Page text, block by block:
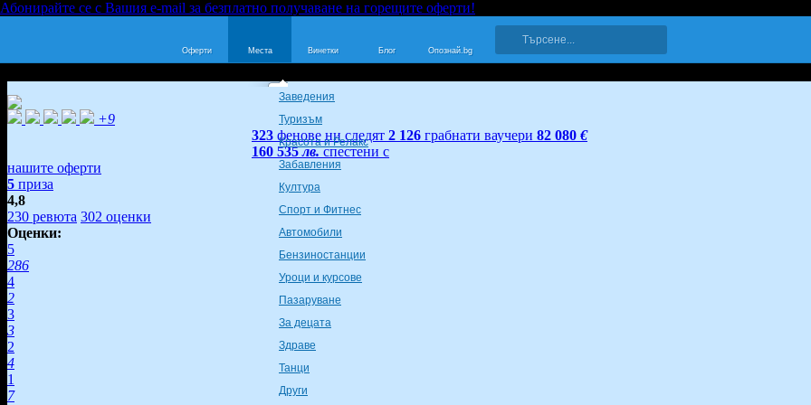
Абонирайте се с Вашия e-mail за безплатно получаване на горещите оферти!
Оферти Места Винетки Блог Опознай.bg
+9
323 фенове ни следят 2 126 грабнати ваучери 82 080 €
160 535лв. спестени с
нашите оферти
5 приза
4,8
230 ревюта 302 оценки
Оценки:
5
286
4
2
3
3
2
4
1
7
Заведения
Туризъм
Красота и Релакс
Забавления
Култура
Спорт и Фитнес
Автомобили
Бензиностанции
Уроци и курсове
Пазаруване
За децата
Здраве
Танци
Други